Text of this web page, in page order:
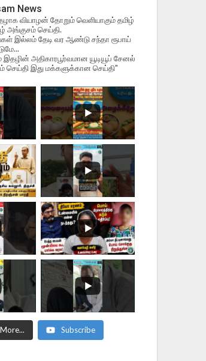
News
வியாழன் தோறும் வெளியாகும் தமிழ்
அங்குசம் செய்தி.
இல்லம் தேடி வர ஆண்டு சந்தா ரூபாய்
அதிகாரபூர்வமான யூடியூப் சேனல்
செய்தி இது மக்களுக்கான செய்தி"
Subscribe